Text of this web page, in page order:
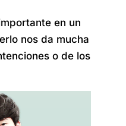
en un
nos da mucha
o de los